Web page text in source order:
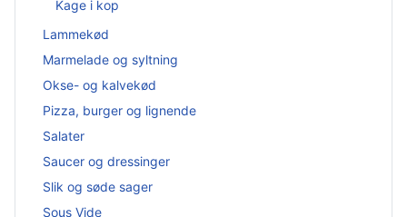
Kage i kop
Lammekød
Marmelade og syltning
Okse- og kalvekød
Pizza, burger og lignende
Salater
Saucer og dressinger
Slik og søde sager
Sous Vide